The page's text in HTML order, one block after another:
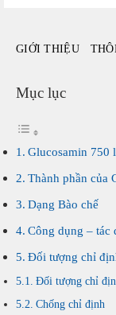
GIỚI THIỆU
Mục lục
Glucosamin 750
Thành phần của
Dạng Bào chế
Công dụng – tác
Đối tượng chỉ
Đối tượng chỉ
Chống chỉ định